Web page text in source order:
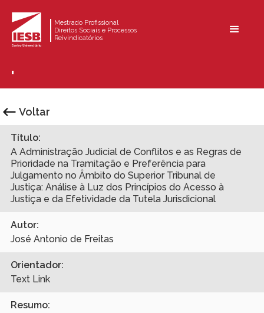
Mestrado Profissional
Direitos Sociais e Processos
Reivindicatórios
Voltar
Título:
A Administração Judicial de Conflitos e as Regras de
Prioridade na Tramitação e Preferência para
Julgamento no Âmbito do Superior Tribunal de
Justiça: Análise à Luz dos Princípios do Acesso à
Justiça e da Efetividade da Tutela Jurisdicional
Autor:
José Antonio de Freitas
Orientador:
Text Link
Resumo: